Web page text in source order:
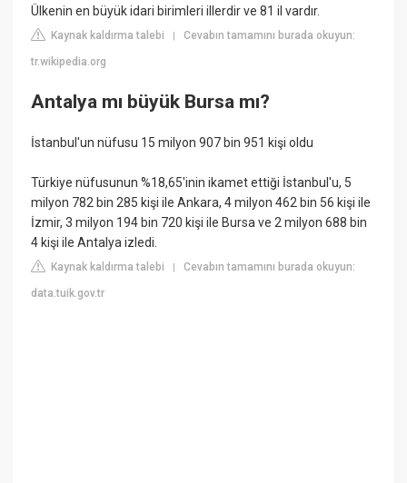
Ülkenin en büyük idari birimleri illerdir ve 81 il vardır.
Kaynak kaldırma talebi |Cevabın tamamını burada okuyun:
tr.wikipedia.org
Antalya mı büyük Bursa mı?
İstanbul'un nüfusu 15 milyon 907 bin 951 kişi oldu
Türkiye nüfusunun %18,65'inin ikamet ettiği İstanbul'u, 5
milyon 782 bin 285 kişi ile Ankara, 4 milyon 462 bin 56 kişi ile
İzmir, 3 milyon 194 bin 720 kişi ile Bursa ve 2 milyon 688 bin
4 kişi ile Antalya izledi.
Kaynak kaldırma talebi |Cevabın tamamını burada okuyun:
data.tuik.gov.tr